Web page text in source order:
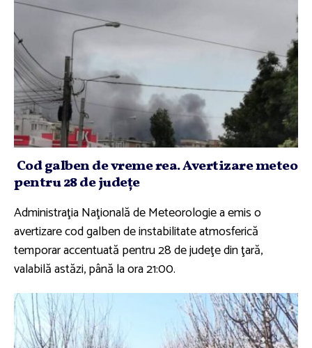
Cod galben de vreme rea. Avertizare meteo
pentru 28 de judeţe
Administraţia Naţională de Meteorologie a emis o
avertizare cod galben de instabilitate atmosferică
temporar accentuată pentru 28 de judeţe din ţară,
valabilă astăzi, până la ora 21:00.